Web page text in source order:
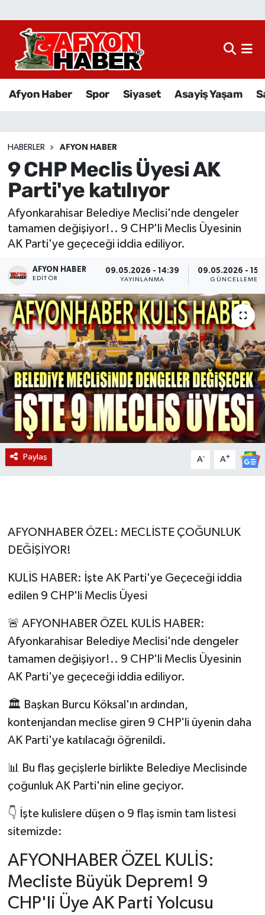
Afyon Haber Spor Siyaset Asayiş Yaşam
HABERLER AFYON HABER
9 CHP Meclis Üyesi AK
Parti'ye katılıyor
Afyonkarahisar Belediye Meclisi'nde dengeler
tamamen değişiyor!.. 9 CHP'li Meclis Üyesinin
AK Parti'ye geçeceği iddia ediliyor.
AFYON HABER
EDITÖR
09.05.2026 - 14:39
YAYINLANMA
09.05.2026 -
GÜNCELLEME
Paylaş A- A+
AFYONHABER ÖZEL: MECLİSTE ÇOĞUNLUK
DEĞİŞİYOR!
KULİS HABER: İşte AK Parti'ye Geçeceği iddia
edilen 9 CHP'li Meclis Üyesi
🚨 AFYONHABER ÖZEL KULİS HABER:
Afyonkarahisar Belediye Meclisi'nde dengeler
tamamen değişiyor!.. 9 CHP'li Meclis Üyesinin
AK Parti'ye geçeceği iddia ediliyor.
🏛️ Başkan Burcu Köksal'ın ardından,
kontenjandan meclise giren 9 CHP'li üyenin daha
AK Parti'ye katılacağı öğrenildi.
📊 Bu flaş geçişlerle birlikte Belediye Meclisinde
çoğunluk AK Parti'nin eline geçiyor.
👇 İşte kulislere düşen o 9 flaş ismin tam listesi
sitemizde:
AFYONHABER ÖZEL KULİS:
Mecliste Büyük Deprem! 9
CHP'li Üye AK Parti Yolcusu
Afyon Haber
Sağlık
Eğitim
Sivil Toplum
Etkinlikler